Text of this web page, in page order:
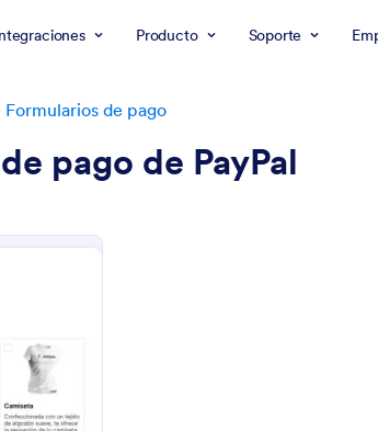
Producto Soporte
Formularios de pago
pago de PayPal
: Formulario De Pago Para Negocios Con PayPal